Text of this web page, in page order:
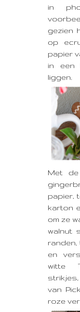
in
gezien
op
papier
in een
liggen.
Met
papier,
karton
om ze
walnut
en
witte
van
roze